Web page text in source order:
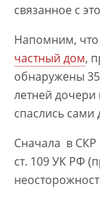
связанное с
Напомним,
частный дом,
обнаружены
летней дочери
спаслись
Сначала в СКР
ст. 109 УК РФ